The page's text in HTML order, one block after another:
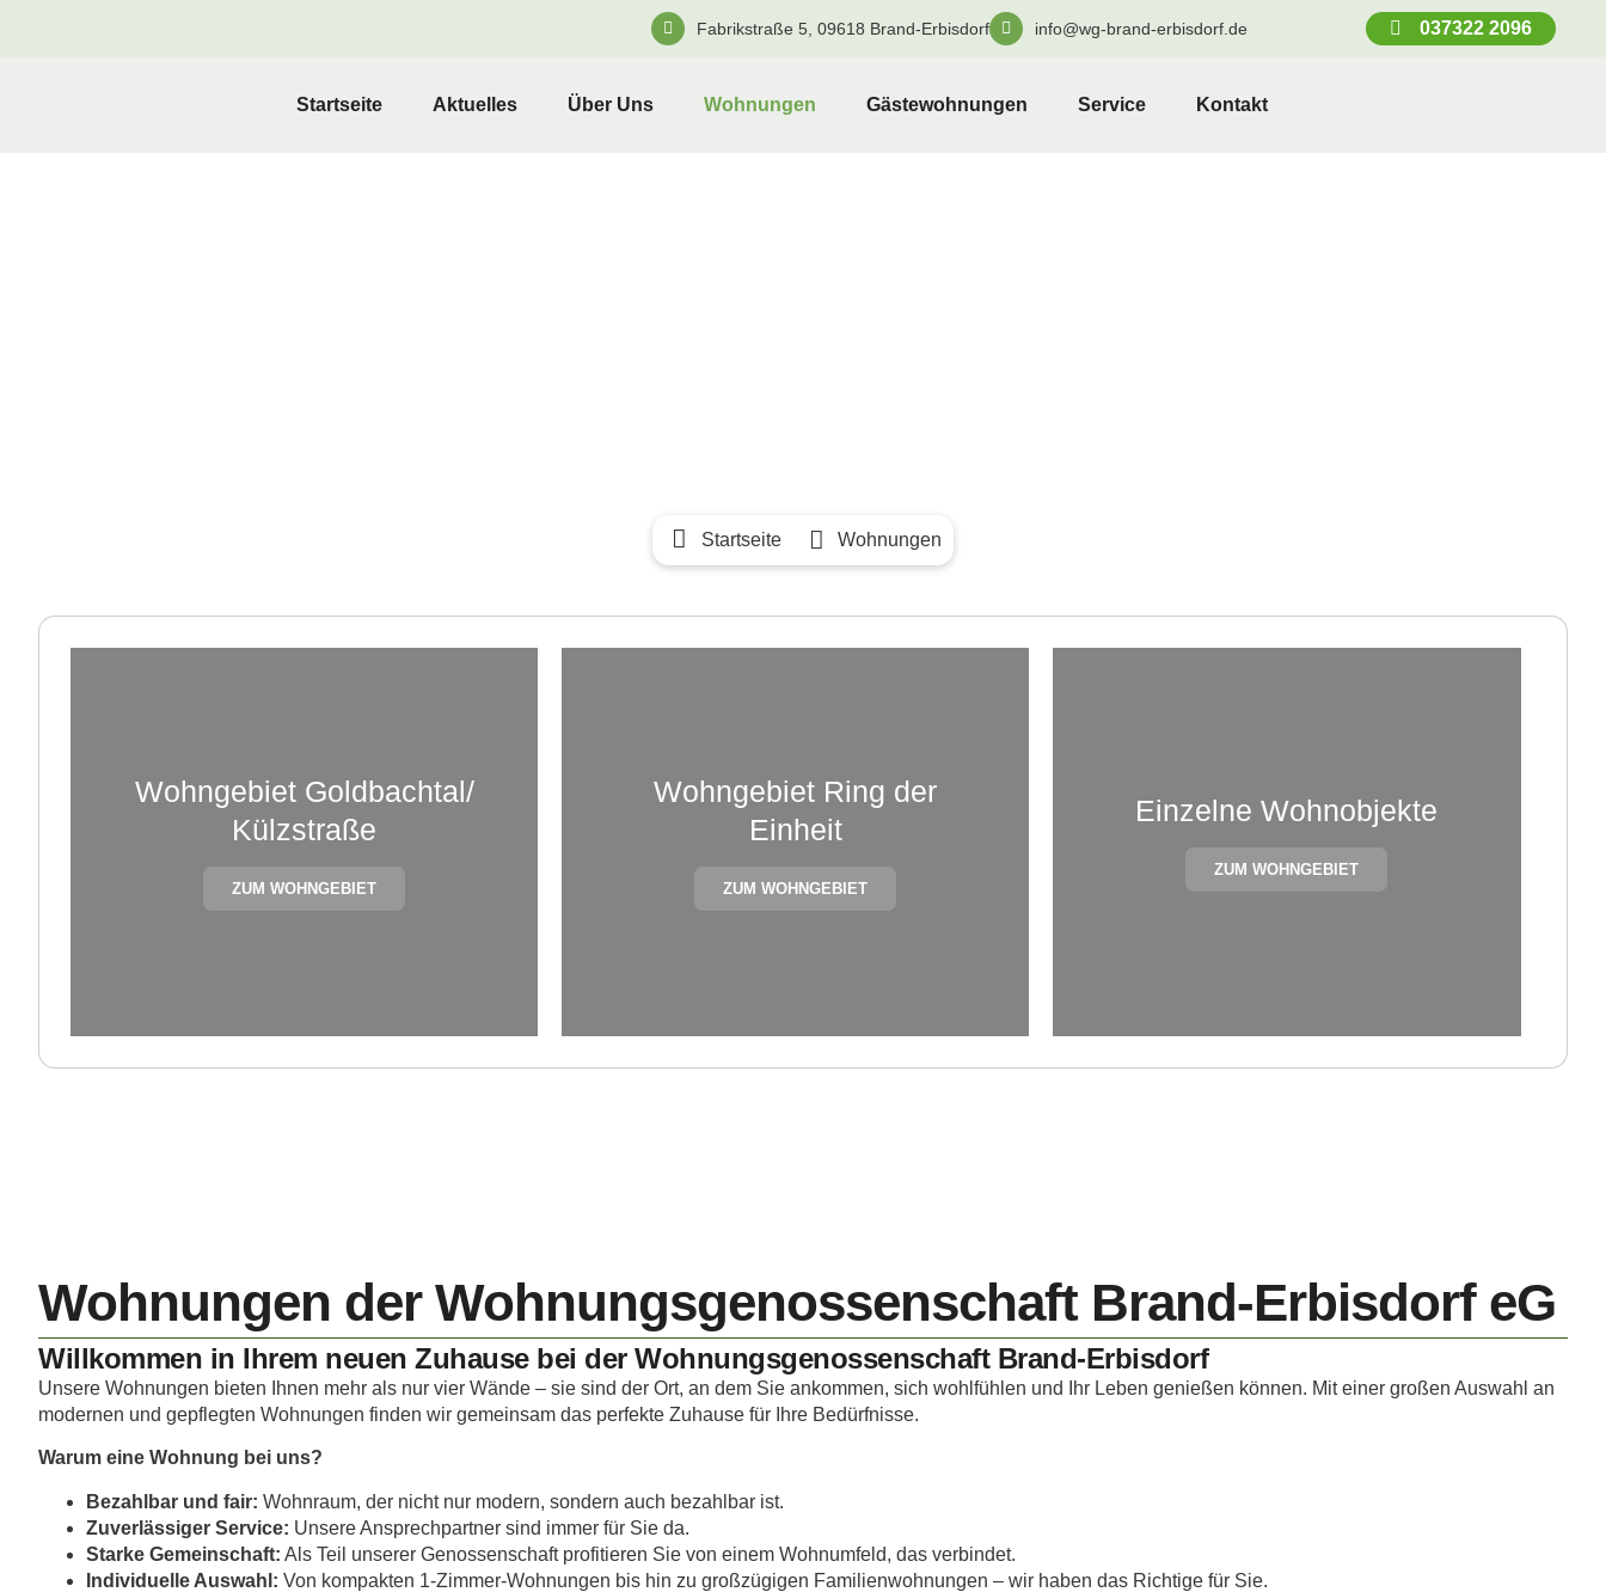
info@wg-brand-erbisdorf.de
Fabrikstraße 5, 09618 Brand-Erbisdorf 037322 2096
Startseite Aktuelles Über Uns Wohnungen Gästewohnungen Service Kontakt
Startseite Wohnungen
Wohngebiet Goldbachtal/
Külzstraße
ZUM WOHNGEBIET
Wohngebiet Ring der
Einheit
ZUM WOHNGEBIET
Einzelne Wohnobjekte
ZUM WOHNGEBIET
Wohnungen der Wohnungsgenossenschaft Brand-Erbisdorf eG
Willkommen in Ihrem neuen Zuhause bei der Wohnungsgenossenschaft Brand-Erbisdorf
Unsere Wohnungen bieten Ihnen mehr als nur vier Wände – sie sind der Ort, an dem Sie ankommen, sich wohlfühlen und Ihr Leben genießen können. Mit einer großen Auswahl an
modernen und gepflegten Wohnungen finden wir gemeinsam das perfekte Zuhause für Ihre Bedürfnisse.
Warum eine Wohnung bei uns?
Bezahlbar und fair: Wohnraum, der nicht nur modern, sondern auch bezahlbar ist.
Zuverlässiger Service: Unsere Ansprechpartner sind immer für Sie da.
Starke Gemeinschaft: Als Teil unserer Genossenschaft profitieren Sie von einem Wohnumfeld, das verbindet.
Individuelle Auswahl: Von kompakten 1-Zimmer-Wohnungen bis hin zu großzügigen Familienwohnungen – wir haben das Richtige für Sie.